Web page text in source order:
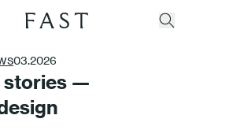
03.2026
stories —